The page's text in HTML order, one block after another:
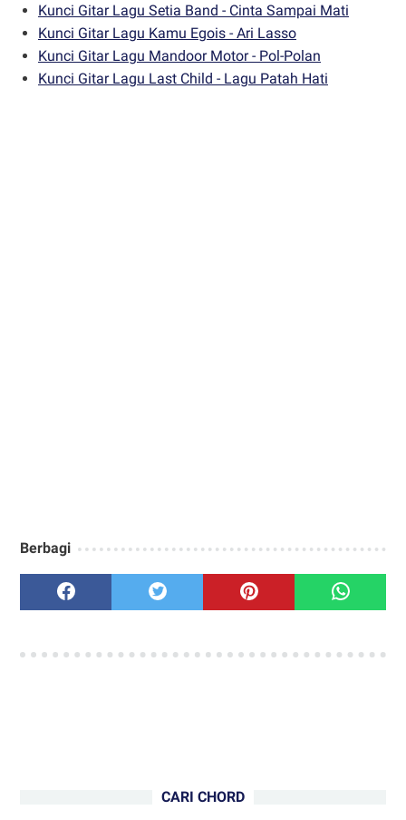
Kunci Gitar Lagu Setia Band - Cinta Sampai Mati
Kunci Gitar Lagu Kamu Egois - Ari Lasso
Kunci Gitar Lagu Mandoor Motor - Pol-Polan
Kunci Gitar Lagu Last Child - Lagu Patah Hati
Berbagi
CARI CHORD